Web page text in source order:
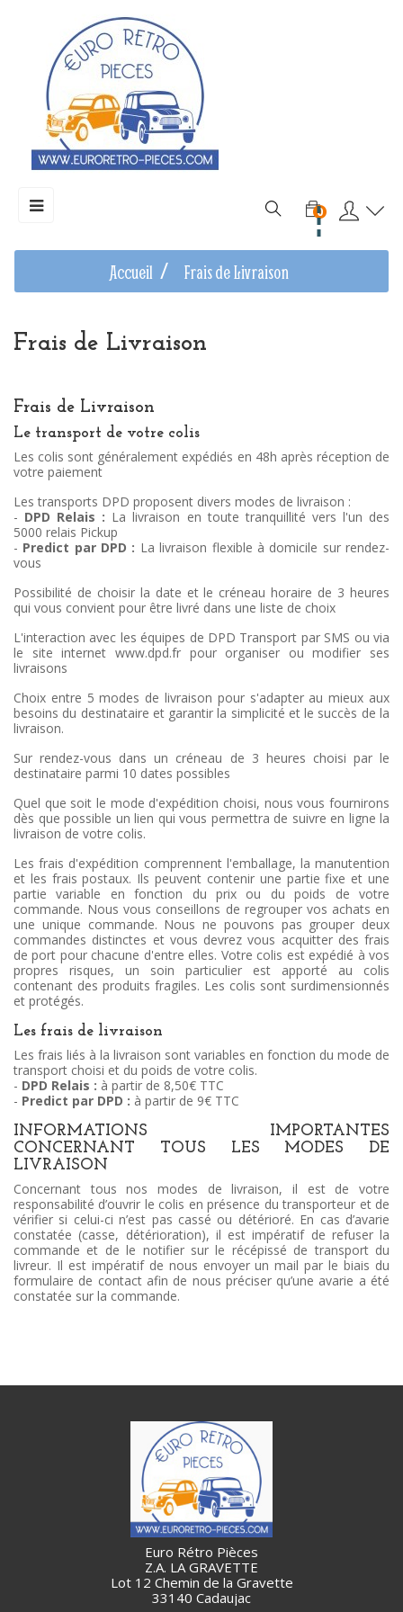
Basculer
☰ 0
Accueil Frais de Livraison
Frais de Livraison
Frais de Livraison
Le transport de votre colis
Les colis sont généralement expédiés en 48h après réception de
votre paiement
Les transports DPD proposent divers modes de livraison :
- DPD Relais : La livraison en toute tranquillité vers l'un des
5000 relais Pickup
- Predict par DPD : La livraison flexible à domicile sur rendez-
vous
Possibilité de choisir la date et le créneau horaire de 3 heures
qui vous convient pour être livré dans une liste de choix
L'interaction avec les équipes de DPD Transport par SMS ou via
le site internet www.dpd.fr pour organiser ou modifier ses
livraisons
Choix entre 5 modes de livraison pour s'adapter au mieux aux
besoins du destinataire et garantir la simplicité et le succès de la
livraison.
Sur rendez-vous dans un créneau de 3 heures choisi par le
destinataire parmi 10 dates possibles
Quel que soit le mode d'expédition choisi, nous vous fournirons
dès que possible un lien qui vous permettra de suivre en ligne la
livraison de votre colis.
Les frais d'expédition comprennent l'emballage, la manutention
et les frais postaux. Ils peuvent contenir une partie fixe et une
partie variable en fonction du prix ou du poids de votre
commande. Nous vous conseillons de regrouper vos achats en
une unique commande. Nous ne pouvons pas grouper deux
commandes distinctes et vous devrez vous acquitter des frais
de port pour chacune d'entre elles. Votre colis est expédié à vos
propres risques, un soin particulier est apporté au colis
contenant des produits fragiles. Les colis sont surdimensionnés
et protégés.
Les frais de livraison
Les frais liés à la livraison sont variables en fonction du mode de
transport choisi et du poids de votre colis.
- DPD Relais : à partir de 8,50€ TTC
- Predict par DPD : à partir de 9€ TTC
INFORMATIONS IMPORTANTES
CONCERNANT TOUS LES MODES DE
LIVRAISON
Concernant tous nos modes de livraison, il est de votre
responsabilité d’ouvrir le colis en présence du transporteur et de
vérifier si celui-ci n’est pas cassé ou détérioré. En cas d’avarie
constatée (casse, détérioration), il est impératif de refuser la
commande et de le notifier sur le récépissé de transport du
livreur. Il est impératif de nous envoyer un mail par le biais du
formulaire de contact afin de nous préciser qu’une avarie a été
constatée sur la commande.
Euro Rétro Pièces
Z.A. LA GRAVETTE
Lot 12 Chemin de la Gravette
33140 Cadaujac